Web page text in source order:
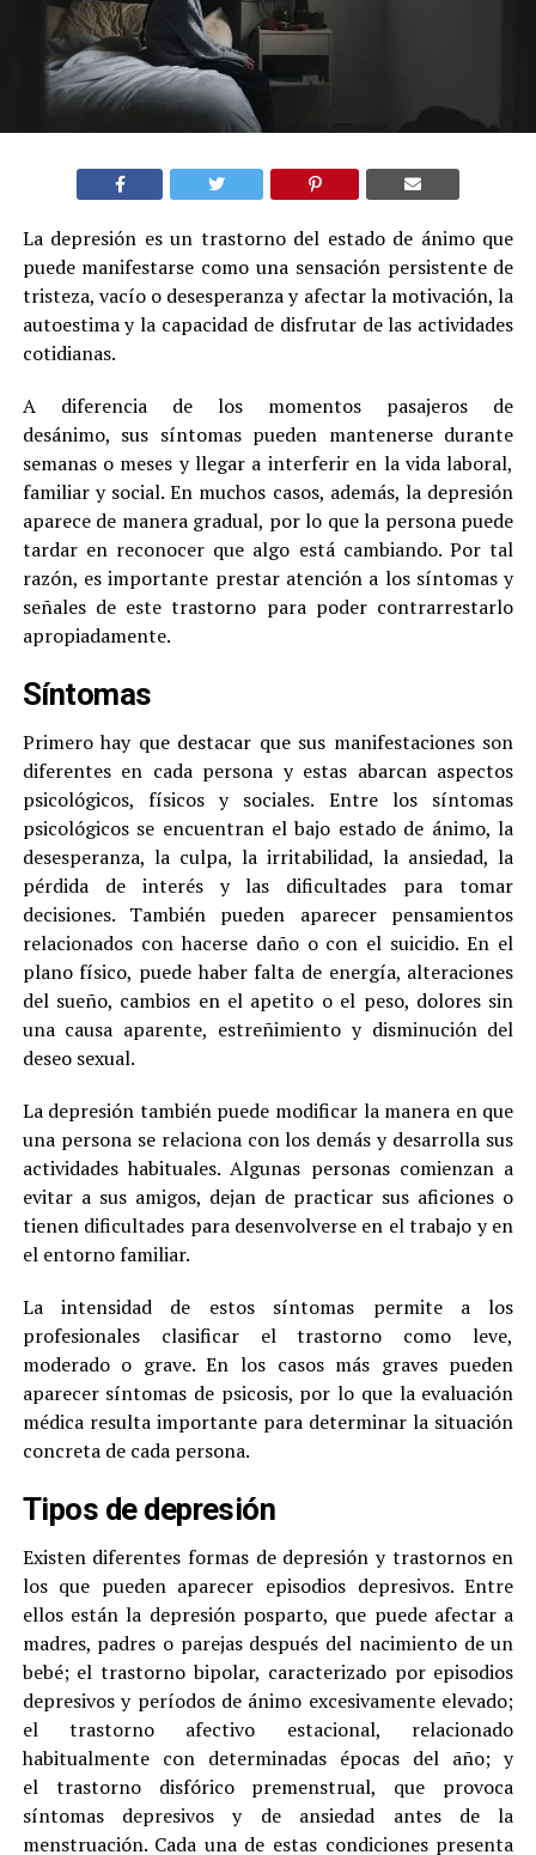
La depresión es un trastorno del estado de ánimo que
puede manifestarse como una sensación persistente de
tristeza, vacío o desesperanza y afectar la motivación, la
autoestima y la capacidad de disfrutar de las actividades
cotidianas.
A diferencia de los momentos pasajeros de
desánimo, sus síntomas pueden mantenerse durante
semanas o meses y llegar a interferir en la vida laboral,
familiar y social. En muchos casos, además, la depresión
aparece de manera gradual, por lo que la persona puede
tardar en reconocer que algo está cambiando. Por tal
razón, es importante prestar atención a los síntomas y
señales de este trastorno para poder contrarrestarlo
apropiadamente.
Síntomas
Primero hay que destacar que sus manifestaciones son
diferentes en cada persona y estas abarcan aspectos
psicológicos, físicos y sociales. Entre los síntomas
psicológicos se encuentran el bajo estado de ánimo, la
desesperanza, la culpa, la irritabilidad, la ansiedad, la
pérdida de interés y las dificultades para tomar
decisiones. También pueden aparecer pensamientos
relacionados con hacerse daño o con el suicidio. En el
plano físico, puede haber falta de energía, alteraciones
del sueño, cambios en el apetito o el peso, dolores sin
una causa aparente, estreñimiento y disminución del
deseo sexual.
La depresión también puede modificar la manera en que
una persona se relaciona con los demás y desarrolla sus
actividades habituales. Algunas personas comienzan a
evitar a sus amigos, dejan de practicar sus aficiones o
tienen dificultades para desenvolverse en el trabajo y en
el entorno familiar.
La intensidad de estos síntomas permite a los
profesionales clasificar el trastorno como leve,
moderado o grave. En los casos más graves pueden
aparecer síntomas de psicosis, por lo que la evaluación
médica resulta importante para determinar la situación
concreta de cada persona.
Tipos de depresión
Existen diferentes formas de depresión y trastornos en
los que pueden aparecer episodios depresivos. Entre
ellos están la depresión posparto, que puede afectar a
madres, padres o parejas después del nacimiento de un
bebé; el trastorno bipolar, caracterizado por episodios
depresivos y períodos de ánimo excesivamente elevado;
el trastorno afectivo estacional, relacionado
habitualmente con determinadas épocas del año; y
el trastorno disfórico premenstrual, que provoca
síntomas depresivos y de ansiedad antes de la
menstruación. Cada una de estas condiciones presenta